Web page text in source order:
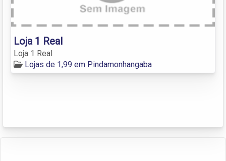
Loja 1 Real
Loja 1 Real
Lojas de 1,99 em Pindamonhangaba